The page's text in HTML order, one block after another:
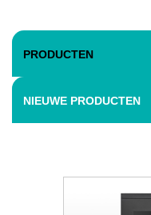
PRODUCTEN
NIEUWE PRODUCTEN